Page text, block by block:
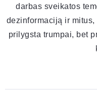
darbas sveikatos
dezinformaciją ir
prilygsta trumpai, bet